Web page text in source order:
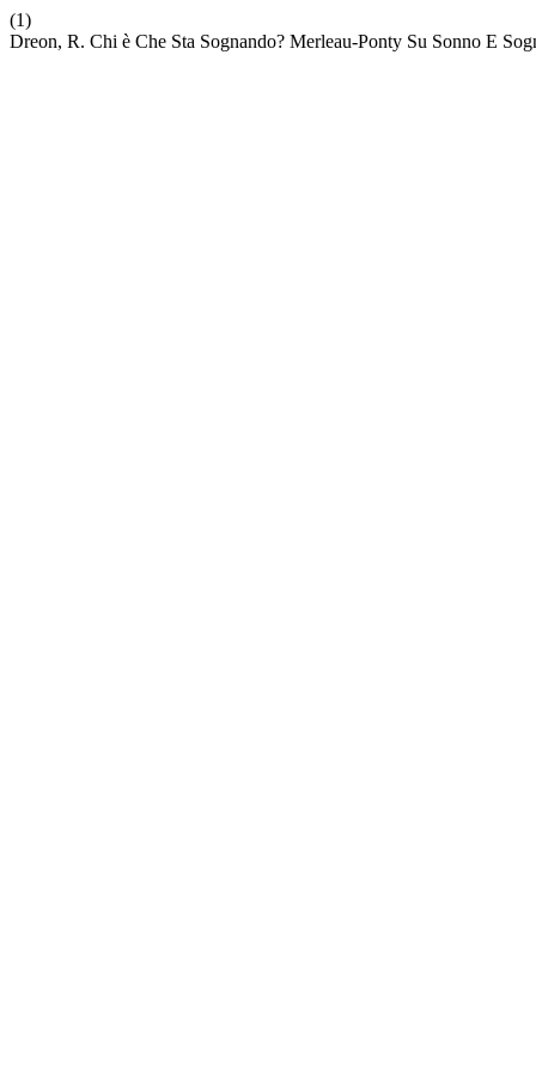
(1)
Dreon, R. Chi è Che Sta Sognando? Merleau-Ponty Su Sonno E